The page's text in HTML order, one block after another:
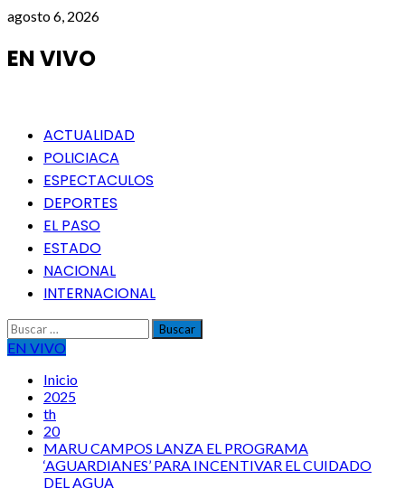
Saltar
contenido
agosto 6, 2026
EN VIVO
Menú
principal
ACTUALIDAD
POLICIACA
ESPECTACULOS
DEPORTES
EL PASO
ESTADO
NACIONAL
INTERNACIONAL
Buscar:
EN VIVO
Inicio
2025
th
20
MARU CAMPOS LANZA EL PROGRAMA
‘AGUARDIANES’ PARA INCENTIVAR EL CUIDADO
DEL AGUA